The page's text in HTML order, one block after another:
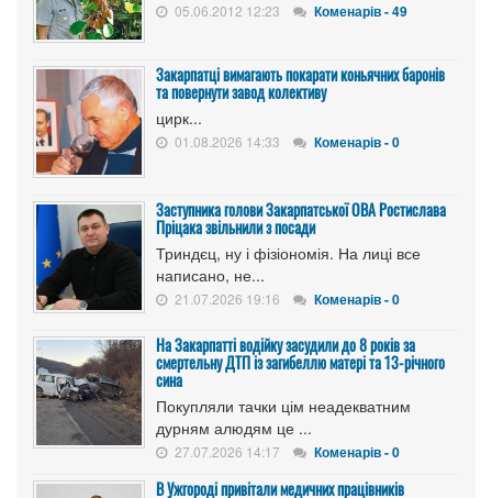
05.06.2012 12:23 Коменарів - 49
Закарпатці вимагають покарати коньячних баронів
та повернути завод колективу
цирк...
01.08.2026 14:33 Коменарів - 0
Заступника голови Закарпатської ОВА Ростислава
Пріцака звільнили з посади
Триндєц, ну і фізіономія. На лиці все
написано, не...
21.07.2026 19:16 Коменарів - 0
На Закарпатті водійку засудили до 8 років за
смертельну ДТП із загибеллю матері та 13-річного
сина
Покупляли тачки цім неадекватним
дурням алюдям це ...
27.07.2026 14:17 Коменарів - 0
В Ужгороді привітали медичних працівників